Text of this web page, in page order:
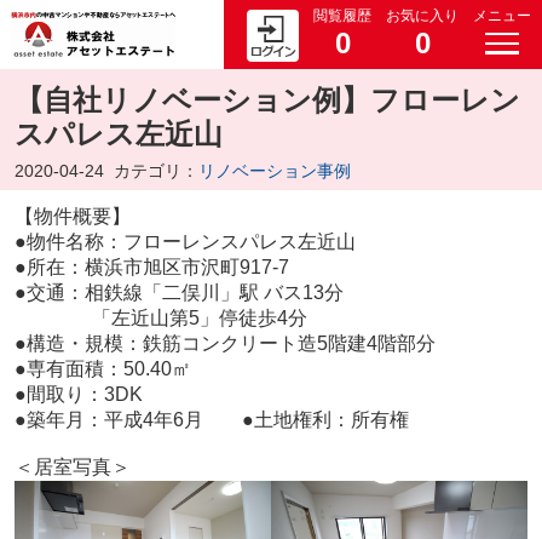
閲覧履歴
0
お気に入り
0
メニュー
【自社リノベーション例】フローレン
スパレス左近山
2020-04-24 カテゴリ： リノベーション事例
【物件概要】
●物件名称：フローレンスパレス左近山
●所在：横浜市旭区市沢町917-7
●交通：相鉄線「二俣川」駅 バス13分
「左近山第5」停徒歩4分
●構造・規模：鉄筋コンクリート造5階建4階部分
●専有面積：50.40㎡
●間取り：3DK
●築年月：平成4年6月 ●土地権利：所有権
＜居室写真＞